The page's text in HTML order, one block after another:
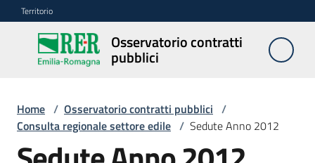
Vai al contenuto
Vai alla navigazione
Vai al footer
Territorio
Osservatorio contratti
pubblici
Osservatorio
contratti
Elenco
Home / Osservatorio contratti pubblici /
Consulta regionale settore edile / Sedute Anno 2012